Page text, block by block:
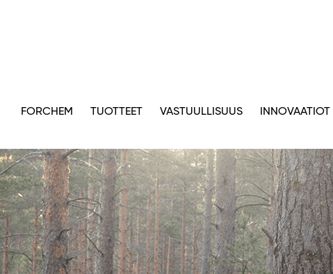
FORCHEM TUOTTEET VASTUULLISUUS INNOVAATIOT